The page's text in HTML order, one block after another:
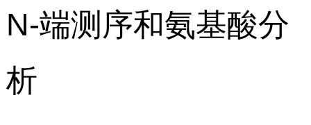
N-端测序和氨基酸分
析